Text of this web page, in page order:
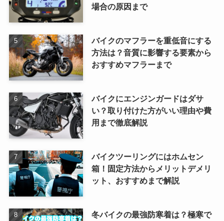
場合の原因まで
バイクのマフラーを重低音にする
方法は？音質に影響する要素から
おすすめマフラーまで
バイクにエンジンガードはダサ
い？取り付けた方がいい理由や費
用まで徹底解説
バイクツーリングにはホムセン
箱！固定方法からメリットデメリ
ット、おすすめまで解説
冬バイクの最強防寒着は？極寒で